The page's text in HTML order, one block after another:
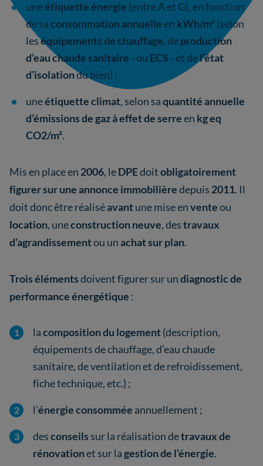
uneétiquette énergie (entre A et G), en fonction
de saconsommation annuelle en kWh/m²(selon
leséquipements de chauffage, deproduction
d’eau chaude sanitaire - ou ECS - et del’état
d’isolationdu bien) ;
uneétiquette climat, selon saquantité annuelle
d’émissions de gaz à effet de serreen kg eq
CO2/m².
Mis en place en 2006, leDPEdoitobligatoirement
figurer sur une annonce immobilièredepuis 2011. Il
doit donc êtreréaliséavantune mise enventeou
location, uneconstruction neuve, destravaux
d’agrandissementou unachat sur plan.
Trois élémentsdoivent figurer sur undiagnostic de
performance énergétique :
lacomposition du logement(description,
équipements de chauffage, d’eau chaude
sanitaire, de ventilation et de refroidissement,
fiche technique, etc.) ;
l’énergie consommée annuellement ;
desconseils sur la réalisation detravaux de
rénovationet sur lagestion de l’énergie.